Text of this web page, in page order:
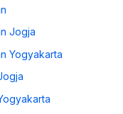
Jogja
Yogyakarta